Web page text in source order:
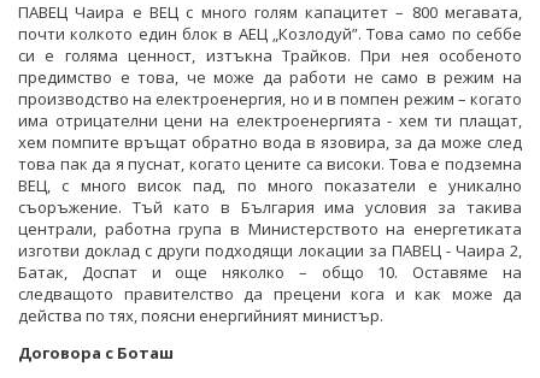
ПАВЕЦ Чаира е ВЕЦ с много голям капацитет – 800 мегавата,
почти колкото един блок в АЕЦ „Козлодуй”. Това само по себбе
си е голяма ценност, изтъкна Трайков. При нея особеното
предимство е това, че може да работи не само в режим на
производство на електроенергия, но и в помпен режим – когато
има отрицателни цени на електроенергията - хем ти плащат,
хем помпите връщат обратно вода в язовира, за да може след
това пак да я пуснат, когато цените са високи. Това е подземна
ВЕЦ, с много висок пад, по много показатели е уникално
съоръжение. Тъй като в България има условия за такива
централи, работна група в Министерството на енергетиката
изготви доклад с други подходящи локации за ПАВЕЦ - Чаира 2,
Батак, Доспат и още няколко – общо 10. Оставяме на
следващото правителство да прецени кога и как може да
действа по тях, поясни енергийният министър.
Договора с Боташ